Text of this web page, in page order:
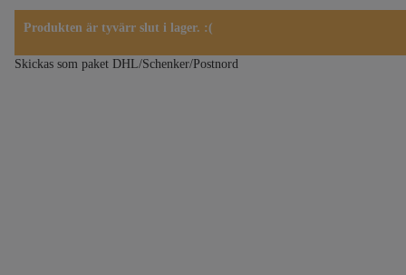
Produkten är tyvärr slut i lager. :(
Skickas som paket DHL/Schenker/Postnord